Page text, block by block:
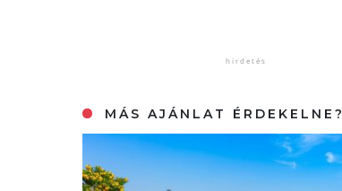
MÁS AJÁNLAT ÉRDEKELNE?